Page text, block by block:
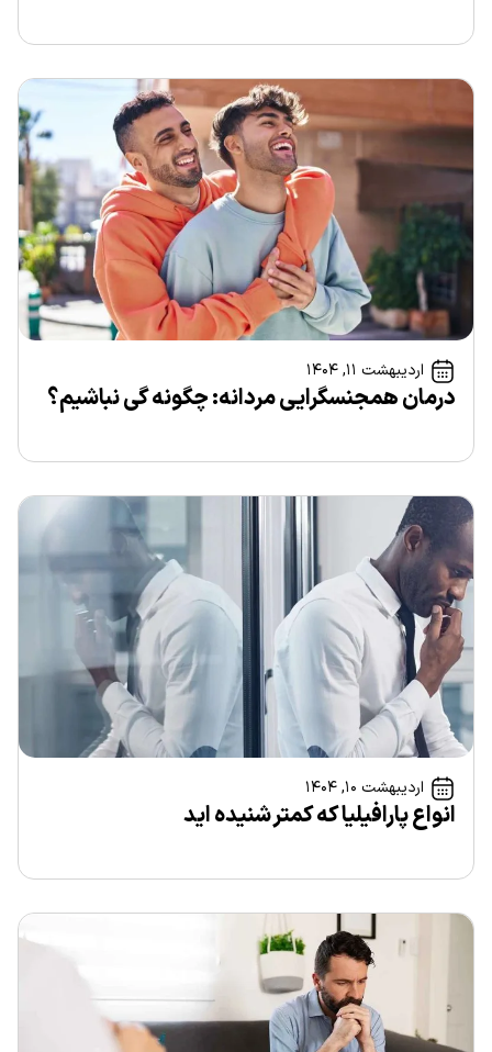
اردیبهشت ۱۱, ۱۴۰۴
درمان همجنسگرایی مردانه: چگونه گی نباشیم؟
اردیبهشت ۱۰, ۱۴۰۴
انواع پارافیلیا که کمتر شنیده اید